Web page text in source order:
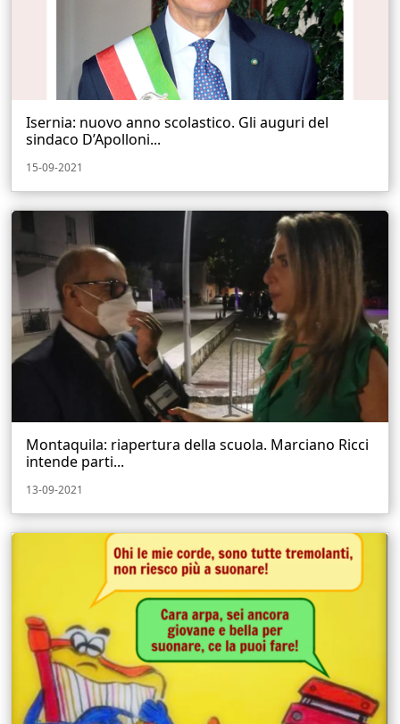
Isernia: nuovo anno scolastico. Gli auguri del
sindaco D’Apolloni...
15-09-2021
Montaquila: riapertura della scuola. Marciano Ricci
intende parti...
13-09-2021